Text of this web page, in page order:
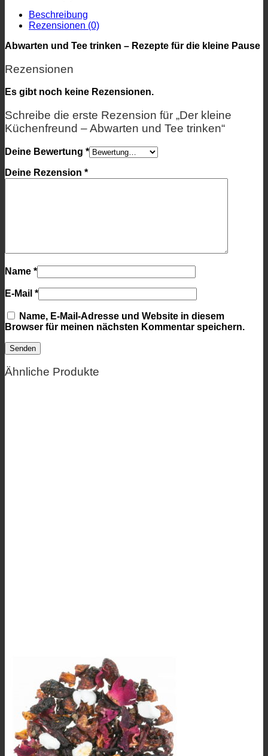
Beschreibung
Rezensionen (0)
Abwarten und Tee trinken – Rezepte für die kleine Pause
Rezensionen
Es gibt noch keine Rezensionen.
Schreibe die erste Rezension für „Der kleine
Küchenfreund – Abwarten und Tee trinken“
Deine Bewertung *
Deine Rezension *
Name *
E-Mail *
Name, E-Mail-Adresse und Website in diesem
Browser für meinen nächsten Kommentar speichern.
Ähnliche Produkte